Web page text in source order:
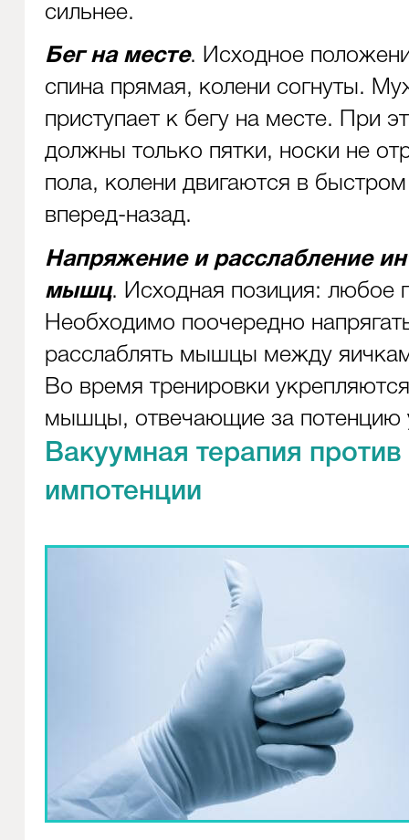
сильнее.
Бег на месте. Исходное
спина прямая, колени согнуты.
приступает к бегу на месте. При
должны только пятки, носки не
пола, колени двигаются в
вперед-назад.
Напряжение и расслабление
мышц. Исходная позиция: любое
Необходимо поочередно
расслаблять мышцы между
Во время тренировки
мышцы, отвечающие за потенцию
Вакуумная терапия против
импотенции